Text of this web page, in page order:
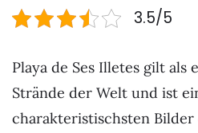
3.5/5
Playa de Ses Illetes gilt als
Strände der Welt und ist
charakteristischsten